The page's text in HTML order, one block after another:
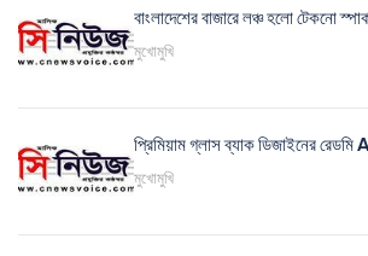
বাংলাদেশের বাজারে লঞ্চ হলো টেকনো
মুখোমুখি
প্রিমিয়াম গ্লাস ব্যাক ডিজাইনের রেডমি
মুখোমুখি